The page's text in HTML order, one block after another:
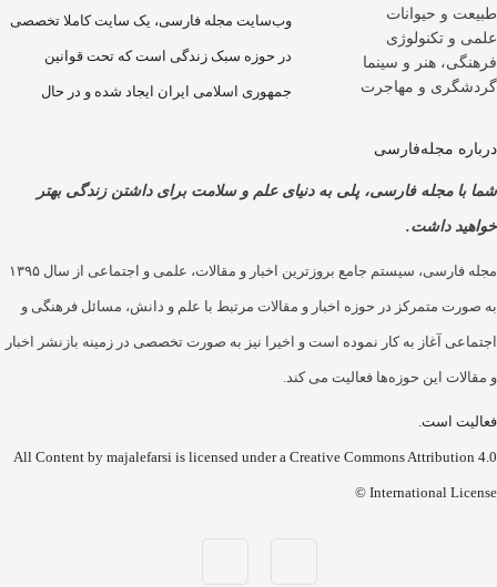
و حیوانات
و تکنولوژی
هنر و سینما
و مهاجرت
مجله‌فارسی
مجله فارسی، پلی به دنیای علم و سلامت برای داشتن زندگی بهتر
داشت.
مجله فارسی، سیستم جامع بروزترین اخبار و مقالات، علمی و اجتماعی از سال ۱۳۹۵
متمرکز در حوزه اخبار و مقالات مرتبط با علم و دانش، مسائل فرهنگی و
آغاز به کار نموده است و اخیرا نیز به صورت تخصصی در زمینه بازنشر اخبار
این حوزه‌ها فعالیت می کند.
وب‌سایت مجله فارسی، یک سایت کاملا تخصصی
در حوزه سبک زندگی است که تحت قوانین
جمهوری اسلامی ایران ایجاد شده و در حال
است.
All Content by majalefarsi is licensed under a Creative Commons
International